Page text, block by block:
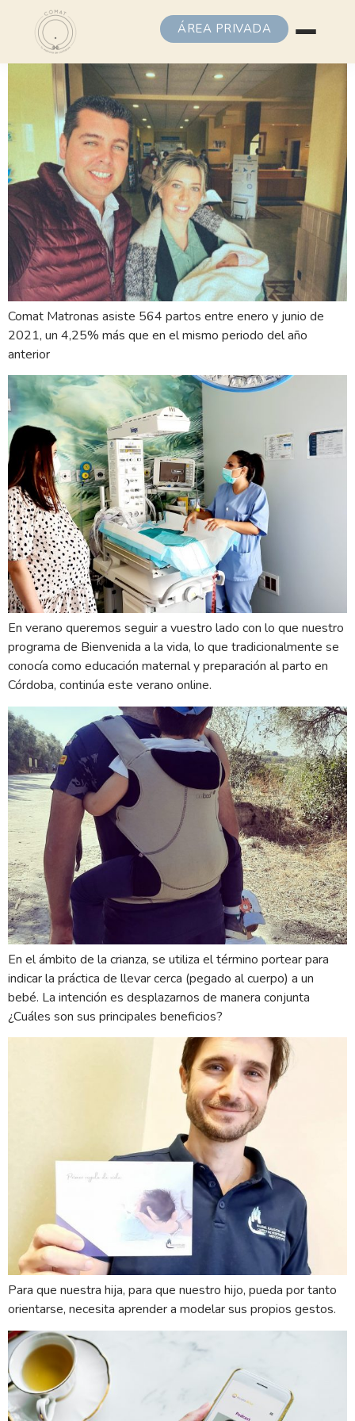
ÁREA PRIVADA
Comat Matronas asiste 564 partos entre enero y junio de
2021, un 4,25% más que en el mismo periodo del año
anterior
En verano queremos seguir a vuestro lado con lo que nuestro
programa de Bienvenida a la vida, lo que tradicionalmente se
conocía como educación maternal y preparación al parto en
Córdoba, continúa este verano online.
En el ámbito de la crianza, se utiliza el término portear para
indicar la práctica de llevar cerca (pegado al cuerpo) a un
bebé. La intención es desplazarnos de manera conjunta
¿Cuáles son sus principales beneficios?
Para que nuestra hija, para que nuestro hijo, pueda por tanto
orientarse, necesita aprender a modelar sus propios gestos.